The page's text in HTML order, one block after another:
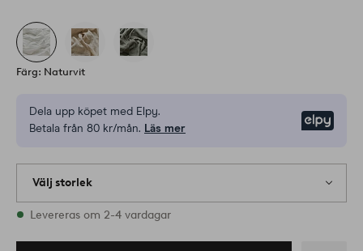
Färg: Naturvit
Dela upp köpet med Elpy.
Betala från 80 kr/mån. Läs mer
Välj storlek
1 storlekar finns i lager
Levereras om 2-4 vardagar